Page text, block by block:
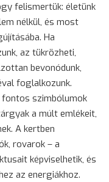
felismertük: életünk
nélkül, és most
Ha
az tükrözheti,
bevonódunk,
foglalkozunk.
szimbólumok
a múlt emlékeit,
A kertben
rovarok – a
képviselhetik, és
az energiákhoz.